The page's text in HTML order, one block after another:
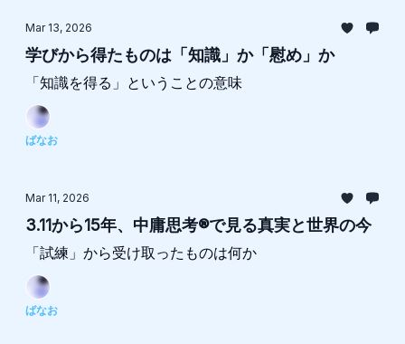
Mar 13, 2026
学びから得たものは「知識」か「慰め」か
「知識を得る」ということの意味
ばなお
Mar 11, 2026
3.11から15年、中庸思考®︎で見る真実と世界の今
「試練」から受け取ったものは何か
ばなお